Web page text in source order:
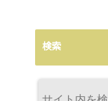
検索